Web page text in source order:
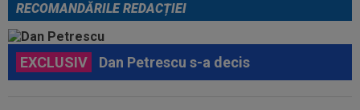
RECOMANDĂRILE REDACȚIEI
EXCLUSIV Dan Petrescu s-a decis